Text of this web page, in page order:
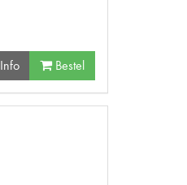
Info
Bestel